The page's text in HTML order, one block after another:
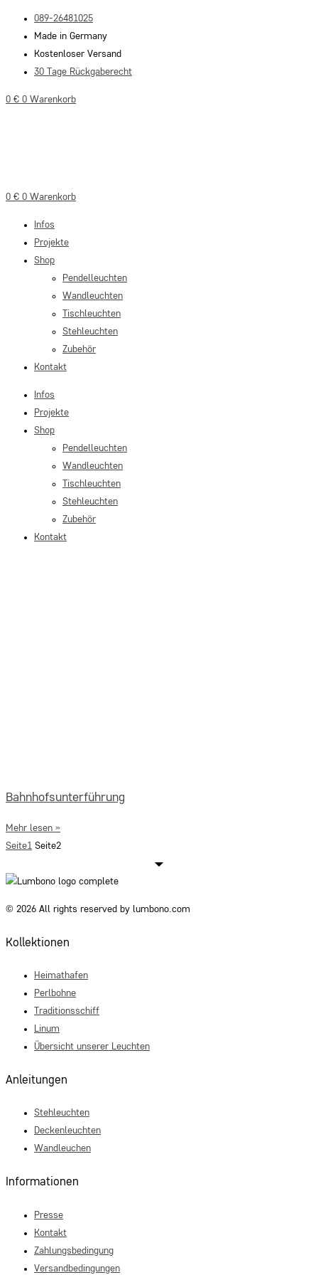
Inhalt
springen
089-26481025
Made in Germany
Kostenloser Versand
30 Tage Rückgaberecht
0 € 0 Warenkorb
0 € 0 Warenkorb
Infos
Projekte
Shop
Pendelleuchten
Wandleuchten
Tischleuchten
Stehleuchten
Zubehör
Kontakt
Infos
Projekte
Shop
Pendelleuchten
Wandleuchten
Tischleuchten
Stehleuchten
Zubehör
Kontakt
Bahnhofsunterführung
Mehr lesen »
Seite1 Seite2
© 2026 All rights reserved by lumbono.com
Kollektionen
Heimathafen
Perlbohne
Traditionsschiff
Linum
Übersicht unserer Leuchten
Anleitungen
Stehleuchten
Deckenleuchten
Wandleuchen
Informationen
Presse
Kontakt
Zahlungsbedingung
Versandbedingungen